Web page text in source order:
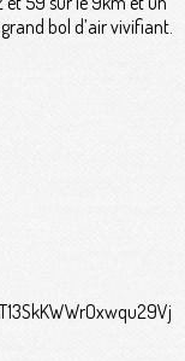
bol d’air vivifiant.